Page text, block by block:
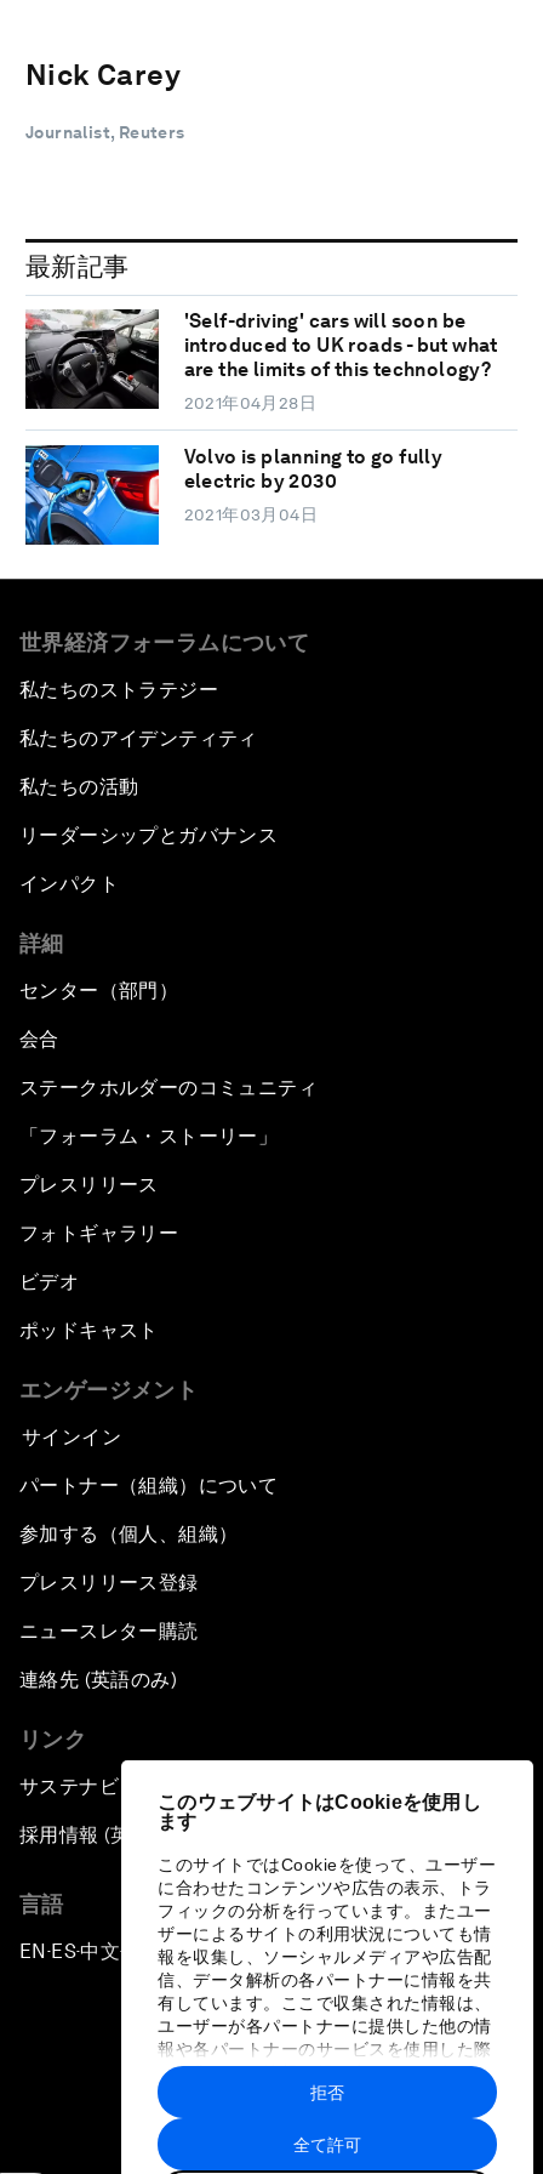
このウェブサイトはCookieを使用し
ます
このサイトではCookieを使って、ユーザー
に合わせたコンテンツや広告の表示、トラ
フィックの分析を行っています。またユー
ザーによるサイトの利用状況についても情
報を収集し、ソーシャルメディアや広告配
信、データ解析の各パートナーに情報を共
有しています。ここで収集された情報は、
ユーザーが各パートナーに提供した他の情
報や各パートナーのサービスを使用した際
に収集された情報と組み合わされ、各パー
トナーによって使用されることがありま
す。
全て許可
拒否
Nick Carey
Journalist, Reuters
最新記事
'Self-driving' cars will soon be
introduced to UK roads - but what
are the limits of this technology?
2021年04月28日
Volvo is planning to go fully
electric by 2030
2021年03月04日
世界経済フォーラムについて
私たちのストラテジー
私たちのアイデンティティ
私たちの活動
リーダーシップとガバナンス
インパクト
詳細
センター（部門）
会合
ステークホルダーのコミュニティ
「フォーラム・ストーリー」
プレスリリース
フォトギャラリー
ビデオ
ポッドキャスト
エンゲージメント
サインイン
パートナー（組織）について
参加する（個人、組織）
プレスリリース登録
ニュースレター購読
連絡先 (英語のみ)
リンク
サステナビリティへの取り組み
採用情報 (英語のみ)
言語
EN ▪ES▪中文▪ 日本語
プライバシーポリシーと利用規約
サイトマップ